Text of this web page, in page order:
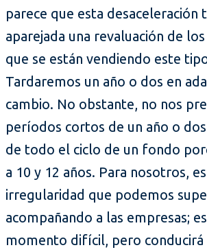
parece que esta desaceleración
aparejada una revaluación de
que se están vendiendo este
Tardaremos un año o dos en
cambio. No obstante, no nos
períodos cortos de un año o
de todo el ciclo de un fondo
a 10 y 12 años. Para nosotros,
irregularidad que podemos
acompañando a las empresas;
momento difícil, pero conducirá